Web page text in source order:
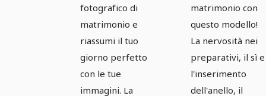
fotografico di
matrimonio e
riassumi il tuo
giorno perfetto
con le tue
immagini. La
- Versione
2
matrimonio con
questo modello!
La nervosità nei
preparativi, il sì e
l'inserimento
dell'anello, il